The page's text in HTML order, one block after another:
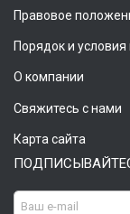
Правовое
Порядок и
О компании
Свяжитесь с нами
Карта сайта